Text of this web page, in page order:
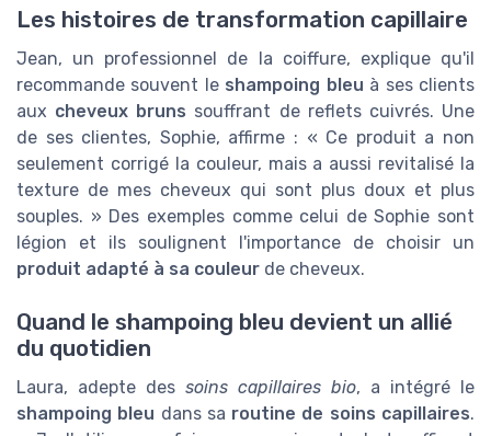
Les histoires de transformation capillaire
Jean, un professionnel de la coiffure, explique qu'il
recommande souvent le shampoing bleu à ses clients
aux cheveux bruns souffrant de reflets cuivrés. Une
de ses clientes, Sophie, affirme : « Ce produit a non
seulement corrigé la couleur, mais a aussi revitalisé la
texture de mes cheveux qui sont plus doux et plus
souples. » Des exemples comme celui de Sophie sont
légion et ils soulignent l'importance de choisir un
produit adapté à sa couleur de cheveux.
Quand le shampoing bleu devient un allié
du quotidien
Laura, adepte des soins capillaires bio, a intégré le
shampoing bleu dans sa routine de soins capillaires.